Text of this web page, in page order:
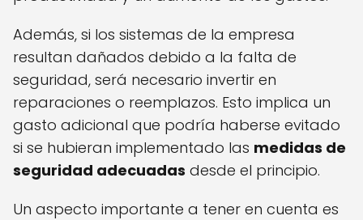
Además, si los sistemas de la empresa
resultan dañados debido a la falta de
seguridad, será necesario invertir en
reparaciones o reemplazos. Esto implica un
gasto adicional que podría haberse evitado
si se hubieran implementado las medidas de
seguridad adecuadas desde el principio.
Un aspecto importante a tener en cuenta es